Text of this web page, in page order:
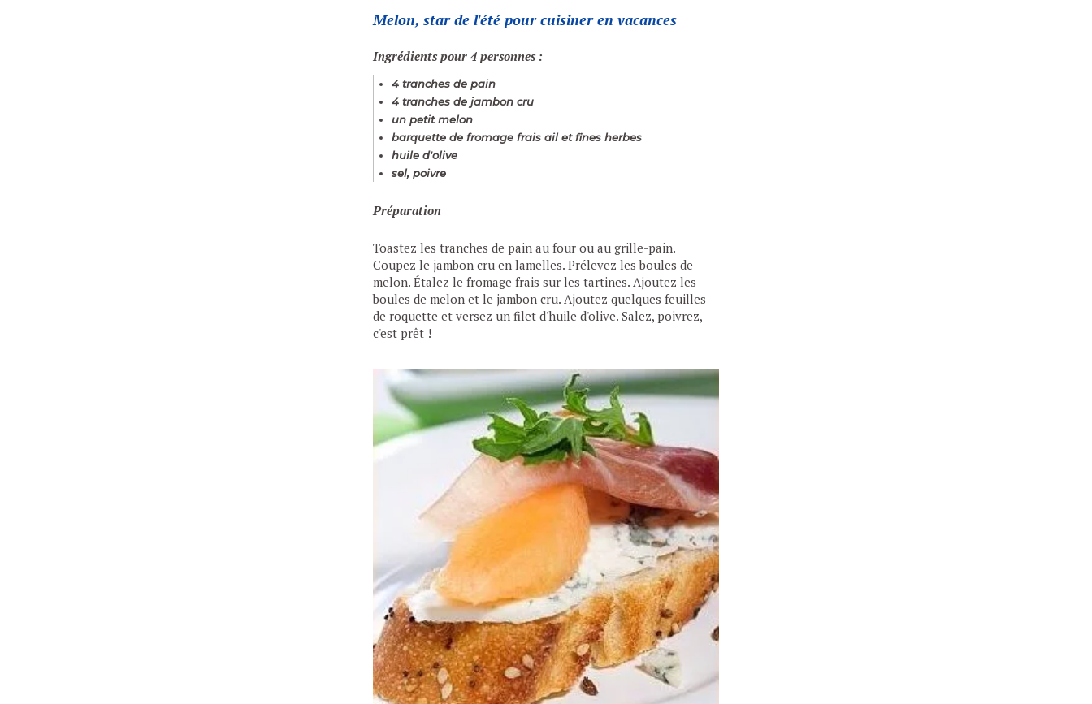
Melon, star de l'été pour cuisiner en vacances
Ingrédients pour 4 personnes :
4 tranches de pain
4 tranches de jambon cru
un petit melon
barquette de fromage frais ail et fines herbes
huile d'olive
sel, poivre
Préparation
Toastez les tranches de pain au four ou au grille-pain.
Coupez le jambon cru en lamelles. Prélevez les boules de
melon. Étalez le fromage frais sur les tartines. Ajoutez les
boules de melon et le jambon cru. Ajoutez quelques feuilles
de roquette et versez un filet d'huile d'olive. Salez, poivrez,
c'est prêt !